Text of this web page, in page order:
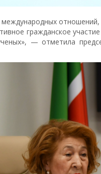
отношений,
гражданское
— отметила